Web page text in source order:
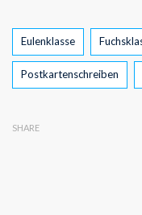
Tags
Eulenklasse
Postkartenschreiben
SHARE